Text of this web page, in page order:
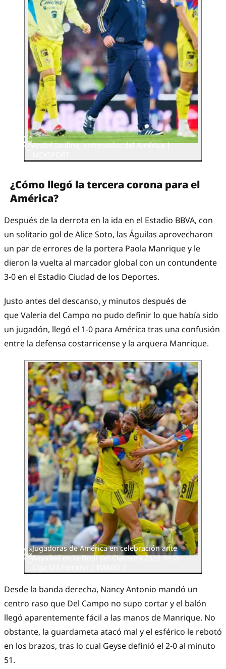
André Jardine, entrenador del América |
¿Cómo llegó la tercera corona para el
América?
Después de la derrota en la ida en el Estadio BBVA, con
un solitario gol de Alice Soto, las Águilas aprovecharon
un par de errores de la portera Paola Manrique y le
dieron la vuelta al marcador global con un contundente
3-0 en el Estadio Ciudad de los Deportes.
Justo antes del descanso, y minutos después de
que Valeria del Campo no pudo definir lo que había sido
un jugadón, llegó el 1-0 para América tras una confusión
entre la defensa costarricense y la arquera Manrique.
Jugadoras de América en celebración ante
Rayadas en la Final del Clausura 2026 de la
Desde la banda derecha, Nancy Antonio mandó un
centro raso que Del Campo no supo cortar y el balón
llegó aparentemente fácil a las manos de Manrique. No
obstante, la guardameta atacó mal y el esférico le rebotó
en los brazos, tras lo cual Geyse definió el 2-0 al minuto
51.